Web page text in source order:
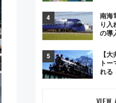
南海
り入
の導
デザ
【
ト
れる
VIEW